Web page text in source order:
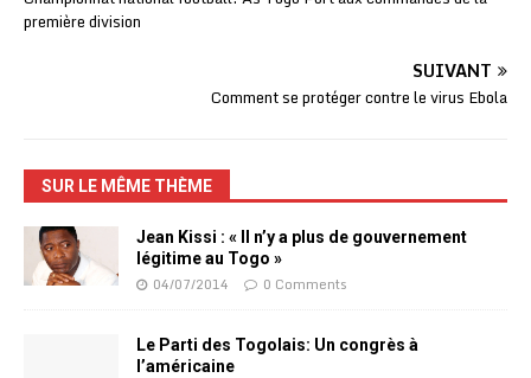
première division
SUIVANT
Comment se protéger contre le virus Ebola
SUR LE MÊME THÈME
Jean Kissi : « Il n’y a plus de gouvernement
légitime au Togo »
04/07/2014 0 Comments
Le Parti des Togolais: Un congrès à
l’américaine